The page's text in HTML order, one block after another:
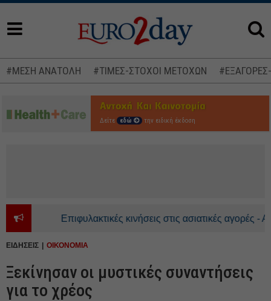
#ΜΕΣΗ ΑΝΑΤΟΛΗ #ΤΙΜΕΣ-ΣΤΟΧΟΙ ΜΕΤΟΧΩΝ
Δείτε εδώ την ειδική έκδοση
Επιφυλακτικές κινήσεις στις ασιατικές αγορές -
ΕΙΔΗΣΕΙΣ ΟΙΚΟΝΟΜΙΑ
Ξεκίνησαν οι μυστικές συναντήσεις
για το χρέος